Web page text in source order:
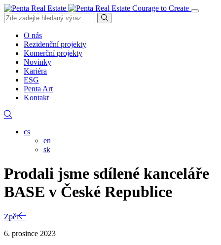
Courage to Create
O nás
Rezidenční projekty
Komerční projekty
Novinky
Kariéra
ESG
Penta Art
Kontakt
cs
en
sk
Prodali jsme sdílené kanceláře
BASE v České Republice
Zpět
6. prosince 2023